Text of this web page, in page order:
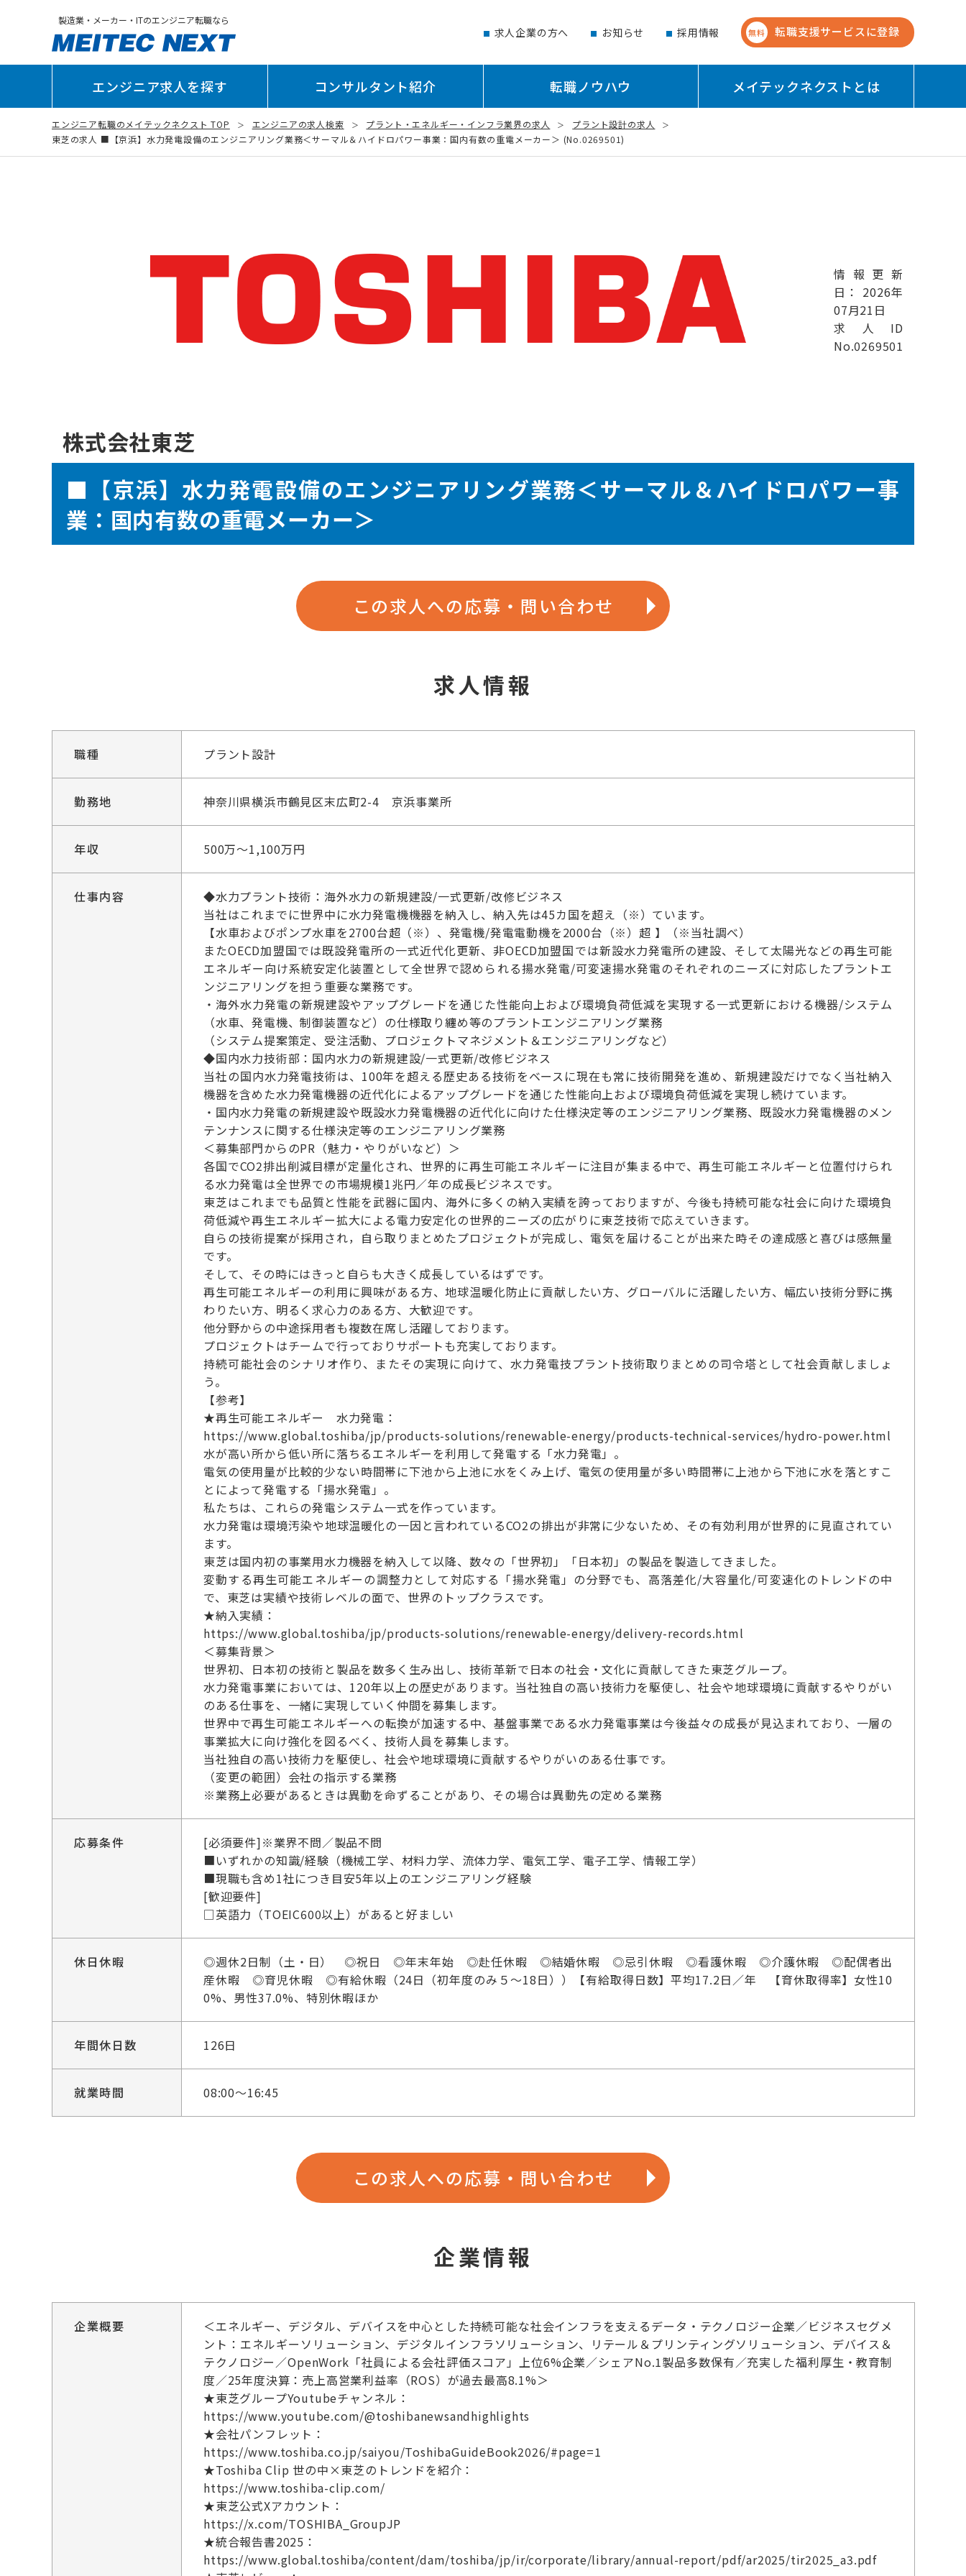
製造業・メーカー・ITのエンジニア転職なら
求人企業の方へ お知らせ 採用情報 無料 転職支援サービスに登録
エンジニア求人を探す コンサルタント紹介 転職ノウハウ メイテックネクストとは
エンジニア転職のメイテックネクスト TOP エンジニアの求人検索 プラント・エネルギー・インフラ業界の求人
プラント設計の求人
東芝の求人 ■【京浜】水力発電設備のエンジニアリング業務＜サーマル＆ハイドロパワー事業：国内有数の重電メーカー＞ (No.0269501)
株式会社東芝
情報更新
日： 2026年
07月21日
求人ID
No.0269501
■【京浜】水力発電設備のエンジニアリング業務＜サーマル＆ハイドロパワー事
業：国内有数の重電メーカー＞
この求人への応募・問い合わせ
求人情報
職種 プラント設計
勤務地 神奈川県横浜市鶴見区末広町2-4 京浜事業所
年収 500万～1,100万円
仕事内容
◆水力プラント技術：海外水力の新規建設/一式更新/改修ビジネス
当社はこれまでに世界中に水力発電機機器を納入し、納入先は45カ国を超え（※）ています。
【水車およびポンプ水車を2700台超（※）、発電機/発電電動機を2000台（※）超 】（※当社調べ）
またOECD加盟国では既設発電所の一式近代化更新、非OECD加盟国では新設水力発電所の建設、そして太陽光などの再生可能
エネルギー向け系統安定化装置として全世界で認められる揚水発電/可変速揚水発電のそれぞれのニーズに対応したプラントエ
ンジニアリングを担う重要な業務です。
・海外水力発電の新規建設やアップグレードを通じた性能向上および環境負荷低減を実現する一式更新における機器/システム
（水車、発電機、制御装置など）の仕様取り纏め等のプラントエンジニアリング業務
（システム提案策定、受注活動、プロジェクトマネジメント＆エンジニアリングなど）
◆国内水力技術部：国内水力の新規建設/一式更新/改修ビジネス
当社の国内水力発電技術は、100年を超える歴史ある技術をベースに現在も常に技術開発を進め、新規建設だけでなく当社納入
機器を含めた水力発電機器の近代化によるアップグレードを通じた性能向上および環境負荷低減を実現し続けています。
・国内水力発電の新規建設や既設水力発電機器の近代化に向けた仕様決定等のエンジニアリング業務、既設水力発電機器のメン
テンナンスに関する仕様決定等のエンジニアリング業務
＜募集部門からのPR（魅力・やりがいなど）＞
各国でCO2排出削減目標が定量化され、世界的に再生可能エネルギーに注目が集まる中で、再生可能エネルギーと位置付けられ
る水力発電は全世界での市場規模1兆円／年の成長ビジネスです。
東芝はこれまでも品質と性能を武器に国内、海外に多くの納入実績を誇っておりますが、今後も持続可能な社会に向けた環境負
荷低減や再生エネルギー拡大による電力安定化の世界的ニーズの広がりに東芝技術で応えていきます。
自らの技術提案が採用され，自ら取りまとめたプロジェクトが完成し、電気を届けることが出来た時その達成感と喜びは感無量
です。
そして、その時にはきっと自らも大きく成長しているはずです。
再生可能エネルギーの利用に興味がある方、地球温暖化防止に貢献したい方、グローバルに活躍したい方、幅広い技術分野に携
わりたい方、明るく求心力のある方、大歓迎です。
他分野からの中途採用者も複数在席し活躍しております。
プロジェクトはチームで行っておりサポートも充実しております。
持続可能社会のシナリオ作り、またその実現に向けて、水力発電技プラント技術取りまとめの司令塔として社会貢献しましょ
う。
【参考】
★再生可能エネルギー 水力発電：
https://www.global.toshiba/jp/products-solutions/renewable-energy/products-technical-services/hydro-power.html
水が高い所から低い所に落ちるエネルギーを利用して発電する「水力発電」。
電気の使用量が比較的少ない時間帯に下池から上池に水をくみ上げ、電気の使用量が多い時間帯に上池から下池に水を落とすこ
とによって発電する「揚水発電」。
私たちは、これらの発電システム一式を作っています。
水力発電は環境汚染や地球温暖化の一因と言われているCO2の排出が非常に少ないため、その有効利用が世界的に見直されてい
ます。
東芝は国内初の事業用水力機器を納入して以降、数々の「世界初」「日本初」の製品を製造してきました。
変動する再生可能エネルギーの調整力として対応する「揚水発電」の分野でも、高落差化/大容量化/可変速化のトレンドの中
で、東芝は実績や技術レベルの面で、世界のトップクラスです。
★納入実績：
https://www.global.toshiba/jp/products-solutions/renewable-energy/delivery-records.html
＜募集背景＞
世界初、日本初の技術と製品を数多く生み出し、技術革新で日本の社会・文化に貢献してきた東芝グループ。
水力発電事業においては、120年以上の歴史があります。当社独自の高い技術力を駆使し、社会や地球環境に貢献するやりがい
のある仕事を、一緒に実現していく仲間を募集します。
世界中で再生可能エネルギーへの転換が加速する中、基盤事業である水力発電事業は今後益々の成長が見込まれており、一層の
事業拡大に向け強化を図るべく、技術人員を募集します。
当社独自の高い技術力を駆使し、社会や地球環境に貢献するやりがいのある仕事です。
（変更の範囲）会社の指示する業務
※業務上必要があるときは異動を命ずることがあり、その場合は異動先の定める業務
応募条件
[必須要件]※業界不問／製品不問
■いずれかの知識/経験（機械工学、材料力学、流体力学、電気工学、電子工学、情報工学）
■現職も含め1社につき目安5年以上のエンジニアリング経験
[歓迎要件]
□英語力（TOEIC600以上）があると好ましい
休日休暇
◎週休2日制（土・日） ◎祝日 ◎年末年始 ◎赴任休暇 ◎結婚休暇 ◎忌引休暇 ◎看護休暇 ◎介護休暇 ◎配偶者出
産休暇 ◎育児休暇 ◎有給休暇（24日（初年度のみ５～18日））【有給取得日数】平均17.2日／年 【育休取得率】女性10
0%、男性37.0%、特別休暇ほか
年間休日数 126日
就業時間 08:00～16:45
この求人への応募・問い合わせ
企業情報
企業概要
＜エネルギー、デジタル、デバイスを中心とした持続可能な社会インフラを支えるデータ・テクノロジー企業／ビジネスセグメ
ント：エネルギーソリューション、デジタルインフラソリューション、リテール＆プリンティングソリューション、デバイス＆
テクノロジー／OpenWork「社員による会社評価スコア」上位6%企業／シェアNo.1製品多数保有／充実した福利厚生・教育制
度／25年度決算：売上高営業利益率（ROS）が過去最高8.1%＞
★東芝グループYoutubeチャンネル：
https://www.youtube.com/@toshibanewsandhighlights
★会社パンフレット：
https://www.toshiba.co.jp/saiyou/ToshibaGuideBook2026/#page=1
★Toshiba Clip 世の中×東芝のトレンドを紹介：
https://www.toshiba-clip.com/
★東芝公式Xアカウント：
https://x.com/TOSHIBA_GroupJP
★統合報告書2025：
https://www.global.toshiba/content/dam/toshiba/jp/ir/corporate/library/annual-report/pdf/ar2025/tir2025_a3.pdf